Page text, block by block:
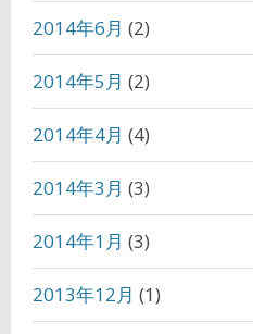
2014年6月 (2)
2014年5月 (2)
2014年4月 (4)
2014年3月 (3)
2014年1月 (3)
2013年12月 (1)